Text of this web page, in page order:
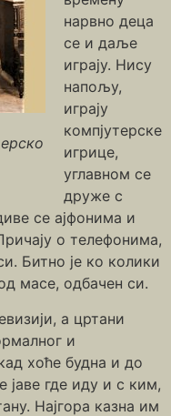
нарвно деца
се и даље
играју. Нису
напољу,
играју
компјутерске
игрице,
углавном се
друже с
се ајфонима и
о телефонима,
Битно је ко колики
масе, одбачен си.
а цртани
и
хоће будна и до
јаве где иду и с ким,
Најгора казна им